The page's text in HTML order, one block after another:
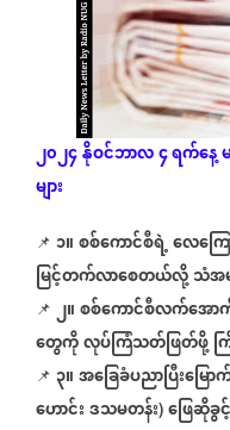
၂၀၂၄နိုဝင်ဘာလ၄ ရက်နေ့
များ
📌 ၁။စစ်ကောင်စီရဲ့လေကြ
မြင့်တက်လာစေတယ်လို့သံအ
📌 ၂။စစ်ကောင်စီလက်အော
တွေကိုလုပ်ကြံသတ်ဖြတ်ဖို့က
📌 ၃။အခြေခံပညာပြီးမြော
ဟောင်းဒသမတန်း) ဖြေဆိုခွင့်